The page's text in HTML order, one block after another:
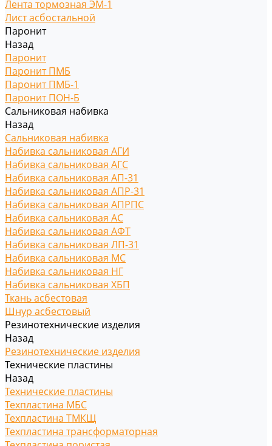
Лента тормозная ЭМ-1
Лист асбостальной
Паронит
Назад
Паронит
Паронит ПМБ
Паронит ПМБ-1
Паронит ПОН-Б
Сальниковая набивка
Назад
Сальниковая набивка
Набивка сальниковая АГИ
Набивка сальниковая АГС
Набивка сальниковая АП-31
Набивка сальниковая АПР-31
Набивка сальниковая АПРПС
Набивка сальниковая АС
Набивка сальниковая АФТ
Набивка сальниковая ЛП-31
Набивка сальниковая МС
Набивка сальниковая НГ
Набивка сальниковая ХБП
Ткань асбестовая
Шнур асбестовый
Резинотехнические изделия
Назад
Резинотехнические изделия
Технические пластины
Назад
Технические пластины
Техпластина МБС
Техпластина ТМКЩ
Техпластина трансформаторная